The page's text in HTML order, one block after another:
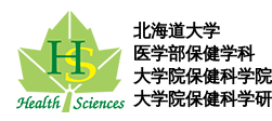
メインコンテンツへスキップ
北海道大学
医学部保健学科
大学院保健科学院
大学院保健科学
訪問者別メニュー
保健学科で学びたい方へ